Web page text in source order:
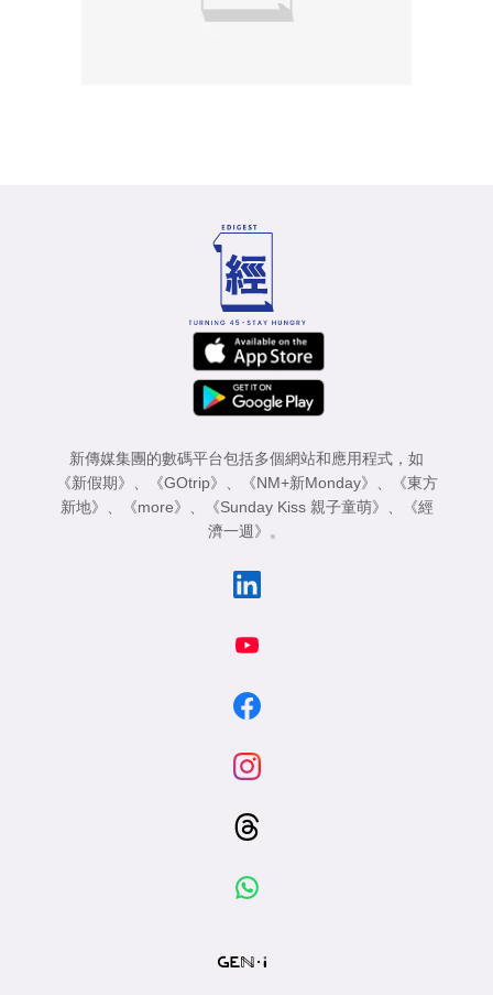
新傳媒集團的數碼平台包括多個網站和應用程式，如
《新假期》
《GOtrip》 《NM+新Monday》
《東方
新地》
《more》 《Sunday Kiss 親子童萌》
《經
濟一週》
。